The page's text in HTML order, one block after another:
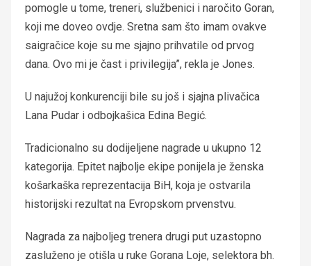
pomogle u tome, treneri, službenici i naročito Goran,
koji me doveo ovdje. Sretna sam što imam ovakve
saigračice koje su me sjajno prihvatile od prvog
dana. Ovo mi je čast i privilegija”, rekla je Jones.
U najužoj konkurenciji bile su još i sjajna plivačica
Lana Pudar i odbojkašica Edina Begić.
Tradicionalno su dodijeljene nagrade u ukupno 12
kategorija. Epitet najbolje ekipe ponijela je ženska
košarkaška reprezentacija BiH, koja je ostvarila
historijski rezultat na Evropskom prvenstvu.
Nagrada za najboljeg trenera drugi put uzastopno
zasluženo je otišla u ruke Gorana Loje, selektora bh.